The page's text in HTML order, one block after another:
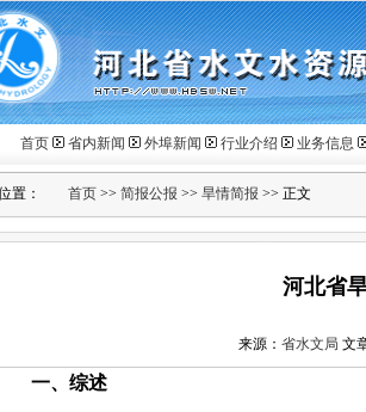
首页 省内新闻 外埠新闻 行业介绍 业务信息
置： 首页 >> 简报公报 >> 旱情简报 >> 正文
河北省
来源： 省水文局 文
一、综述